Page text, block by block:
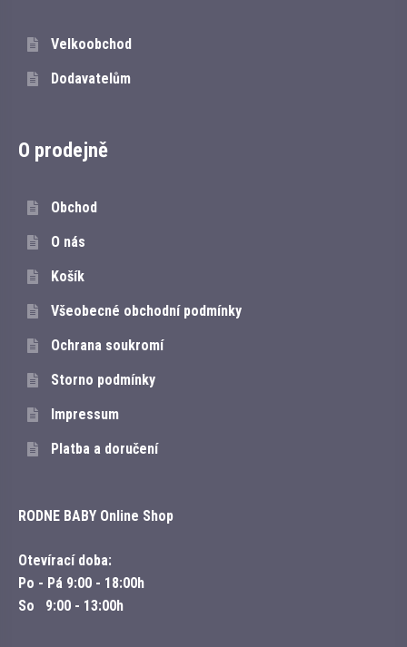
Velkoobchod
Dodavatelům
O prodejně
Obchod
O nás
Košík
Všeobecné obchodní podmínky
Ochrana soukromí
Storno podmínky
Impressum
Platba a doručení
RODNE BABY Online Shop
Otevírací doba:
Po - Pá 9:00 - 18:00h
So 9:00 - 13:00h